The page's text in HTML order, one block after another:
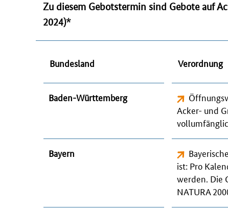
Zu diesem Gebotstermin sind Gebote auf
2024)*
Bundesland Verordnung
Baden-Württemberg
Acker- und
Bayern
ist: Pro
werden. Die
NATURA